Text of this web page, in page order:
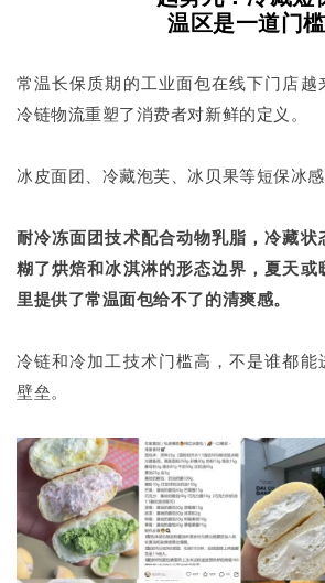
温区是一道门槛
常温长保质期的工业面包在线下门店越
冷链物流重塑了消费者对新鲜的定义。
冰皮面团、冷藏泡芙、冰贝果等短保冰感
耐冷冻面团技术配合动物乳脂，冷藏状
糊了烘焙和冰淇淋的形态边界，夏天或
里提供了常温面包给不了的清爽感。
冷链和冷加工技术门槛高，不是谁都能
壁垒。